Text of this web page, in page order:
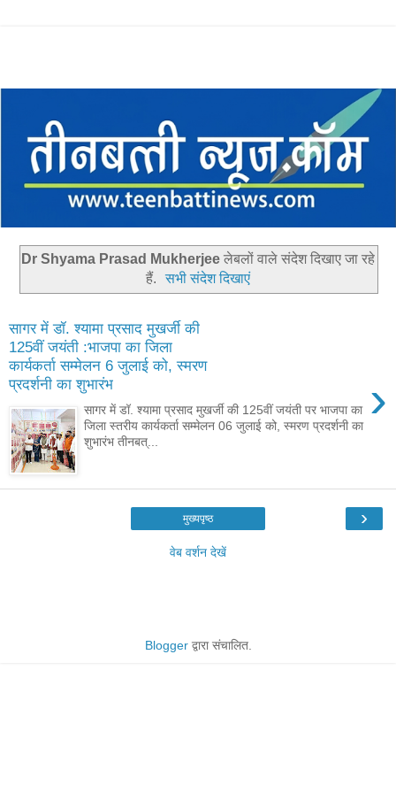
Dr Shyama Prasad Mukherjee लेबलों वाले संदेश दिखाए जा रहे
हैं.
सभी संदेश दिखाएं
सागर में डॉ. श्यामा प्रसाद मुखर्जी की
125वीं जयंती :भाजपा का जिला
कार्यकर्ता सम्मेलन 6 जुलाई को, स्मरण
प्रदर्शनी का शुभारंभ
›
सागर में डॉ. श्यामा प्रसाद मुखर्जी की 125वीं जयंती पर भाजपा का
जिला स्तरीय कार्यकर्ता सम्मेलन 06 जुलाई को, स्मरण प्रदर्शनी का
शुभारंभ तीनबत्...
›
मुख्यपृष्ठ
वेब वर्शन देखें
Bloggerद्वारा संचालित.